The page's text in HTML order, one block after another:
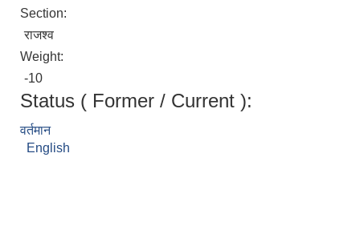
Section:
राजश्व
Weight:
-10
Status ( Former / Current ):
वर्तमान
English